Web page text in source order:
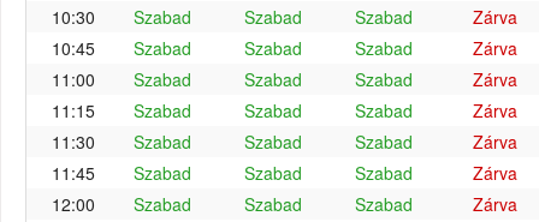
10:30
Szabad Szabad Szabad
Zárva
10:45
Szabad Szabad Szabad
Zárva
11:00
Szabad Szabad Szabad
Zárva
11:15
Szabad Szabad Szabad
Zárva
11:30
Szabad Szabad Szabad
Zárva
11:45
Szabad Szabad Szabad
Zárva
12:00
Szabad Szabad Szabad
Zárva